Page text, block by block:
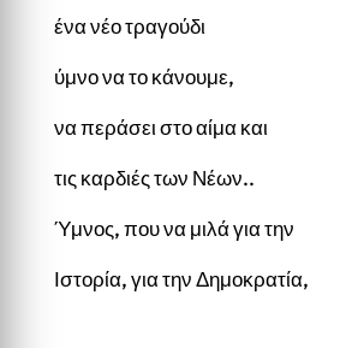
ένα νέο τραγούδι
ύμνο να το κάνουμε,
να περάσει στο αίμα και
τις καρδιές των Νέων..
Ύμνος, που να μιλά για την
Ιστορία, για την Δημοκρατία,